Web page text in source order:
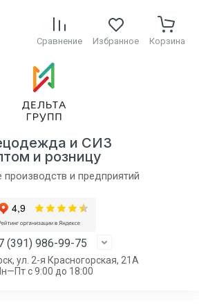
и СИЗ
и розницу
производств и предприятий
(391) 986-99-75
ул. 2-я Красногорская, 21А
с 9:00 до 18:00
Сравнение Избранное Корзина